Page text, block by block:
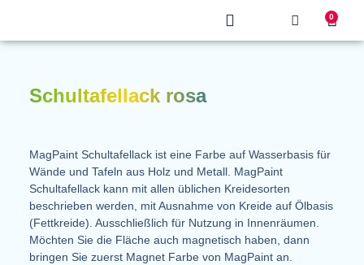
0
Schultafellack rosa
MagPaint Schultafellack ist eine Farbe auf Wasserbasis für
Wände und Tafeln aus Holz und Metall. MagPaint
Schultafellack kann mit allen üblichen Kreidesorten
beschrieben werden, mit Ausnahme von Kreide auf Ölbasis
(Fettkreide). Ausschließlich für Nutzung in Innenräumen.
Möchten Sie die Fläche auch magnetisch haben, dann
bringen Sie zuerst Magnet Farbe von MagPaint an.